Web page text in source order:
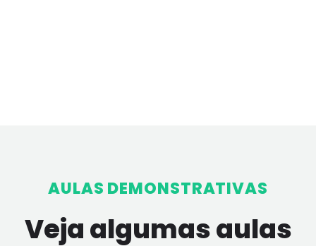
AULAS DEMONSTRATIVAS
Veja algumas aulas